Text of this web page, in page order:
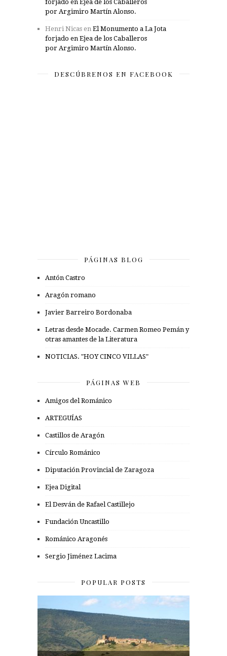
forjado en Ejea de los Caballeros
por Argimiro Martín Alonso.
Henri Nicas en El Monumento a La Jota
forjado en Ejea de los Caballeros
por Argimiro Martín Alonso.
DESCÚBRENOS EN FACEBOOK
PÁGINAS BLOG
Antón Castro
Aragón romano
Javier Barreiro Bordonaba
Letras desde Mocade. Carmen Romeo Pemán y
otras amantes de la Literatura
NOTICIAS. "HOY CINCO VILLAS"
PÁGINAS WEB
Amigos del Románico
ARTEGUÍAS
Castillos de Aragón
Círculo Románico
Diputación Provincial de Zaragoza
Ejea Digital
El Desván de Rafael Castillejo
Fundación Uncastillo
Románico Aragonés
Sergio Jiménez Lacima
POPULAR POSTS